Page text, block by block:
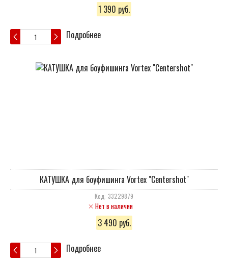
1 390 руб.
Подробнее
КАТУШКА для боуфишинга Vortex "Centershot"
Код: 33229879
Нет в наличии
3 490 руб.
Подробнее